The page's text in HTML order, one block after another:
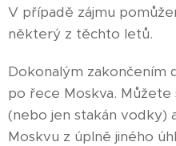
V případě zájmu
některý z těchto letů.
Dokonalým zakončením
po řece Moskva.
(nebo jen stakán vodky)
Moskvu z úplně jiného